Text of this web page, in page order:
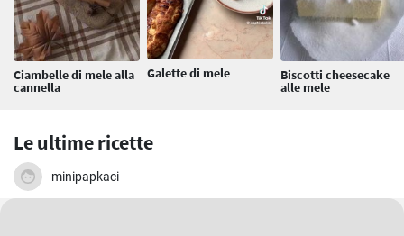
Ciambelle di mele alla
cannella
Galette di mele Biscotti cheesecake
alle mele
Le ultime ricette
minipapkaci